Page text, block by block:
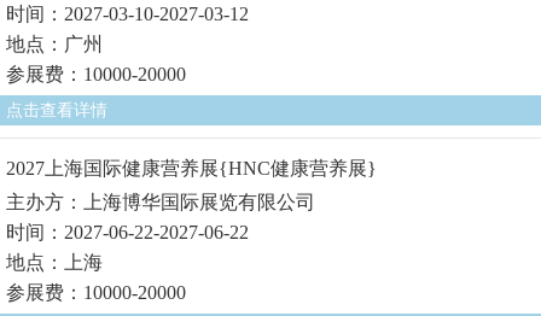
时间：2027-03-10-2027-03-12
地点：广州
参展费：10000-20000
点击查看详情
2027上海国际健康营养展{HNC健康营养展}
主办方：上海博华国际展览有限公司
时间：2027-06-22-2027-06-22
地点：上海
参展费：10000-20000